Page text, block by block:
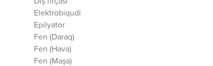
Elektrobiqudi
Epilyator
Fen (Daraq)
Fen (Hava)
Fen (Maşa)